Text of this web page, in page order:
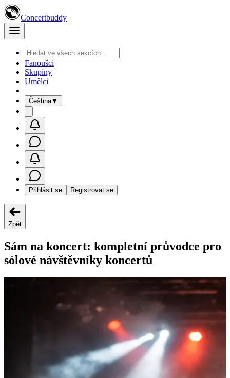
Concertbuddy
Fanoušci
Skupiny
Umělci
Čeština▼
Přihlásit se Registrovat se
Zpět
Sám na koncert: kompletní průvodce pro
sólové návštěvníky koncertů